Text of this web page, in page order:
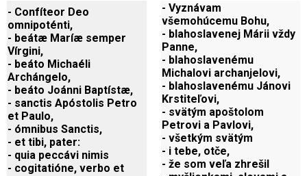
- Confíteor Deo
omnipoténti,
- beátæ Maríæ semper
Vírgini,
- beáto Michaéli
Archángelo,
- beáto Joánni Baptístæ,
- sanctis Apóstolis Petro
et Paulo,
- ómnibus Sanctis,
- et tibi, pater:
- quia peccávi nimis
- cogitatióne, verbo et
- Vyznávam
všemohúcemu Bohu,
- blahoslavenej Márii vždy
Panne,
- blahoslavenému
Michalovi archanjelovi,
- blahoslavenému Jánovi
Krstiteľovi,
- svätým apoštolom
Petrovi a Pavlovi,
- všetkým svätým
- i tebe, otče,
- že som veľa zhrešil